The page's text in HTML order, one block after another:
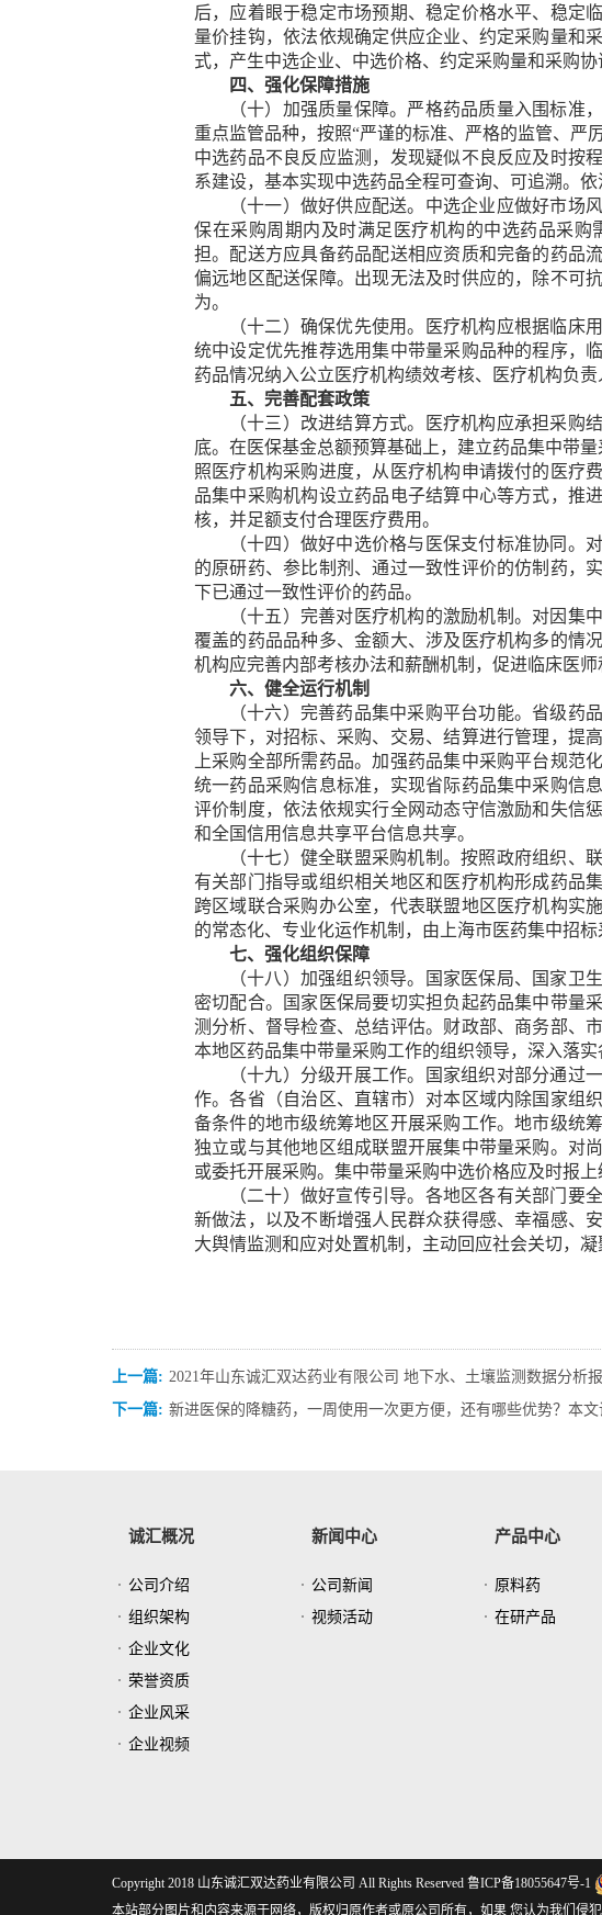
后，应着眼于稳定市场预期、稳定价格水平、稳定
量价挂钩，依法依规确定供应企业、约定采购量和
式，产生中选企业、中选价格、约定采购量和采购协
四、强化保障措施
（十）加强质量保障。 严格药品质量入围标准
重点监管品种，按照“严谨的标准、严格的监管、严
中选药品不良反应监测，发现疑似不良反应及时按
系建设，基本实现中选药品全程可查询、可追溯。依
（十一）做好供应配送。 中选企业应做好市场
保在采购周期内及时满足医疗机构的中选药品采
担。配送方应具备药品配送相应资质和完备的药品
偏远地区配送保障。出现无法及时供应的，除不可
为。
（十二）确保优先使用。
医疗机构应根据临床
统中设定优先推荐选用集中带量采购品种的程序，
药品情况纳入公立医疗机构绩效考核、医疗机构负
五、完善配套政策
（十三）改进结算方式。
医疗机构应承担采购
底。在医保基金总额预算基础上，建立药品集中带
照医疗机构采购进度，从医疗机构申请拨付的医疗
品集中采购机构设立药品电子结算中心等方式，推
核，并足额支付合理医疗费用。
（十四）做好中选价格与医保支付标准协同。
的原研药、参比制剂、通过一致性评价的仿制药，
下已通过一致性评价的药品。
（十五）完善对医疗机构的激励机制。 对因集
覆盖的药品品种多、金额大、涉及医疗机构多的情
机构应完善内部考核办法和薪酬机制，促进临床医
六、健全运行机制
（十六）完善药品集中采购平台功能。省级药
领导下，对招标、采购、交易、结算进行管理，提
上采购全部所需药品。加强药品集中采购平台规范
统一药品采购信息标准，实现省际药品集中采购信
评价制度，依法依规实行全网动态守信激励和失信
和全国信用信息共享平台信息共享。
（十七）健全联盟采购机制。按照政府组织、
有关部门指导或组织相关地区和医疗机构形成药品
跨区域联合采购办公室，代表联盟地区医疗机构实
的常态化、专业化运作机制，由上海市医药集中招
七、强化组织保障
（十八）加强组织领导。
国家医保局、国家卫
密切配合。国家医保局要切实担负起药品集中带量
测分析、督导检查、总结评估。财政部、商务部、
本地区药品集中带量采购工作的组织领导，深入落
（十九）分级开展工作。
国家组织对部分通过
作。各省（自治区、直辖市）对本区域内除国家组
备条件的地市级统筹地区开展采购工作。地市级统
独立或与其他地区组成联盟开展集中带量采购。对
或委托开展采购。集中带量采购中选价格应及时报上
（二十）做好宣传引导。 各地区各有关部门要
新做法，以及不断增强人民群众获得感、幸福感、
大舆情监测和应对处置机制，主动回应社会关切，凝
上一篇: 2021年山东诚汇双达药业有限公司 地下水、土壤监测数据分析
下一篇: 新进医保的降糖药，一周使用一次更方便，还有哪些优势？本文
诚汇概况
公司介绍
组织架构
企业文化
荣誉资质
企业风采
企业视频
新闻中心
公司新闻
视频活动
产品中心
原料药
在研产品
Copyright 2018 山东诚汇双达药业有限公司 All Rights Reserved 鲁ICP备18055647号-1
本站部分图片和内容来源于网络，版权归原作者或原公司所有，如果 您认为我们侵